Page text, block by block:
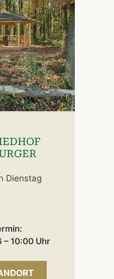
Dienstag
10:00 Uhr